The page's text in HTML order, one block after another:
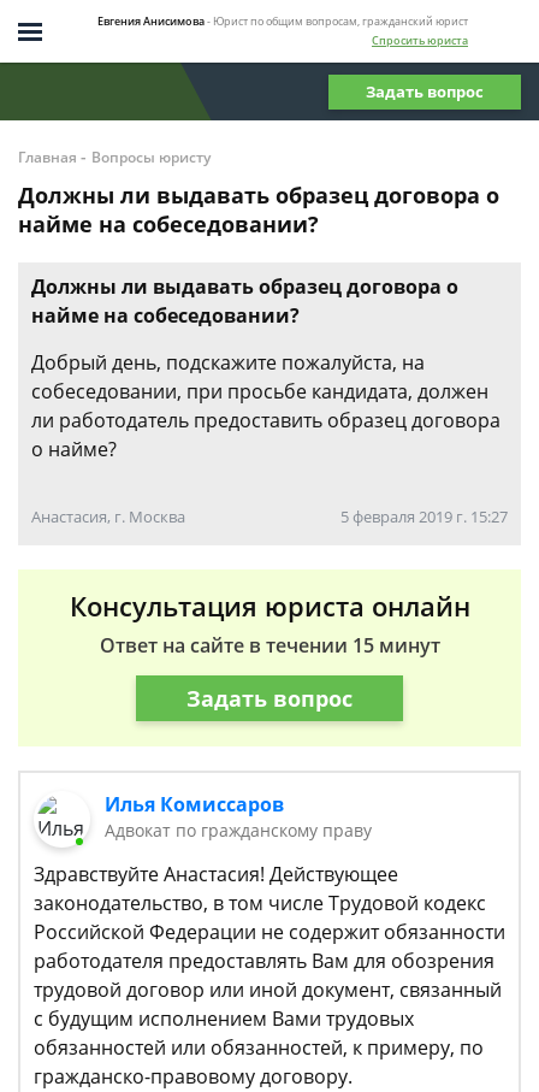
Евгения Анисимова- Юрист по общим вопросам, гражданский юрист
Спросить юриста
Задать вопрос
Главная - Вопросы юристу
Должны ли выдавать образец договора о
найме на собеседовании?
Должны ли выдавать образец договора о
найме на собеседовании?
Добрый день, подскажите пожалуйста, на
собеседовании, при просьбе кандидата, должен
ли работодатель предоставить образец договора
о найме?
Анастасия, г. Москва 5 февраля 2019 г. 15:27
Консультация юриста онлайн
Ответ на сайте в течении 15 минут
Задать вопрос
Илья Комиссаров
Адвокат по гражданскому праву
Здравствуйте Анастасия! Действующее
законодательство, в том числе Трудовой кодекс
Российской Федерации не содержит обязанности
работодателя предоставлять Вам для обозрения
трудовой договор или иной документ, связанный
с будущим исполнением Вами трудовых
обязанностей или обязанностей, к примеру, по
гражданско-правовому договору.